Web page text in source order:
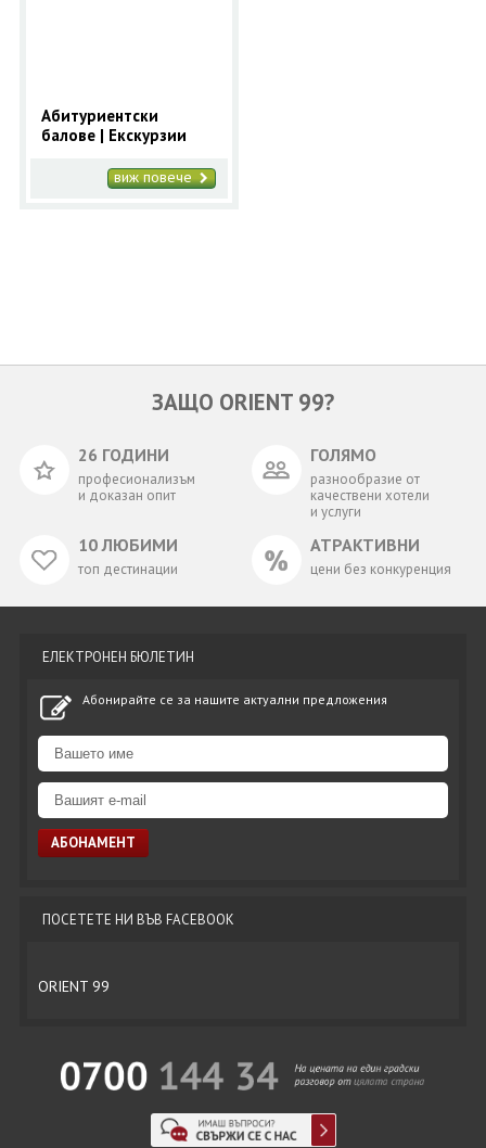
0700 144 34
Абитуриентски
балове | Екскурзии
виж повече
ЗАЩО ORIENT 99?
26 ГОДИНИ
професионализъм
и доказан опит
ГОЛЯМО
разнообразие от
качествени хотели
и услуги
10 ЛЮБИМИ
топ дестинации
АТРАКТИВНИ
цени без конкуренция
ЕЛЕКТРОНЕН БЮЛЕТИН
Абонирайте се за нашите актуални предложения
ПОСЕТЕТЕ НИ ВЪВ FACEBOOK
ORIENT 99